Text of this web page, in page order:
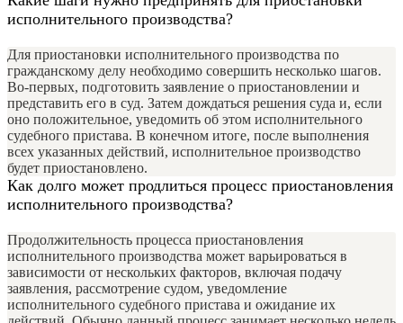
исполнительного производства?
Для приостановки исполнительного производства по
гражданскому делу необходимо совершить несколько шагов.
Во-первых, подготовить заявление о приостановлении и
представить его в суд. Затем дождаться решения суда и, если
оно положительное, уведомить об этом исполнительного
судебного пристава. В конечном итоге, после выполнения
всех указанных действий, исполнительное производство
будет приостановлено.
Как долго может продлиться процесс приостановления
исполнительного производства?
Продолжительность процесса приостановления
исполнительного производства может варьироваться в
зависимости от нескольких факторов, включая подачу
заявления, рассмотрение судом, уведомление
исполнительного судебного пристава и ожидание их